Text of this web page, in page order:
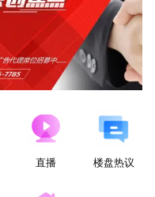
直播 楼盘热议